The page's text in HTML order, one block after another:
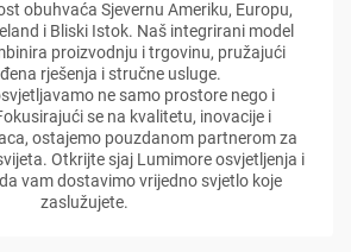
obuhvaća Sjevernu Ameriku, Europu,
i Bliski Istok. Naš integrirani model
proizvodnju i trgovinu, pružajući
rješenja i stručne usluge.
ne samo prostore nego i
se na kvalitetu, inovacije i
ostajemo pouzdanom partnerom za
Otkrijte sjaj Lumimore osvjetljenja i
vam dostavimo vrijedno svjetlo koje
zaslužujete.